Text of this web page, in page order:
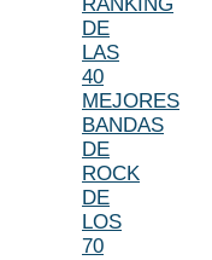
DE
LAS
40
MEJORES
BANDAS
DE
ROCK
DE
LOS
70